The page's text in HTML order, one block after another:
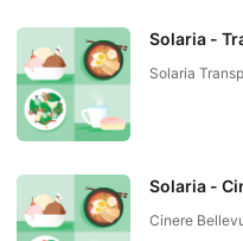
Solaria -
Solaria
Solaria -
Cinere